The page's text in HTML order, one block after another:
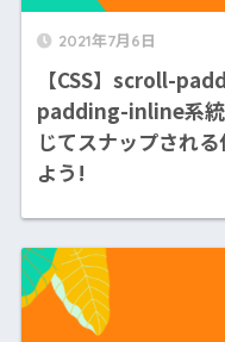
2021年7月6日
【CSS】scroll-
padding-inline系統
じてスナップされ
よう!